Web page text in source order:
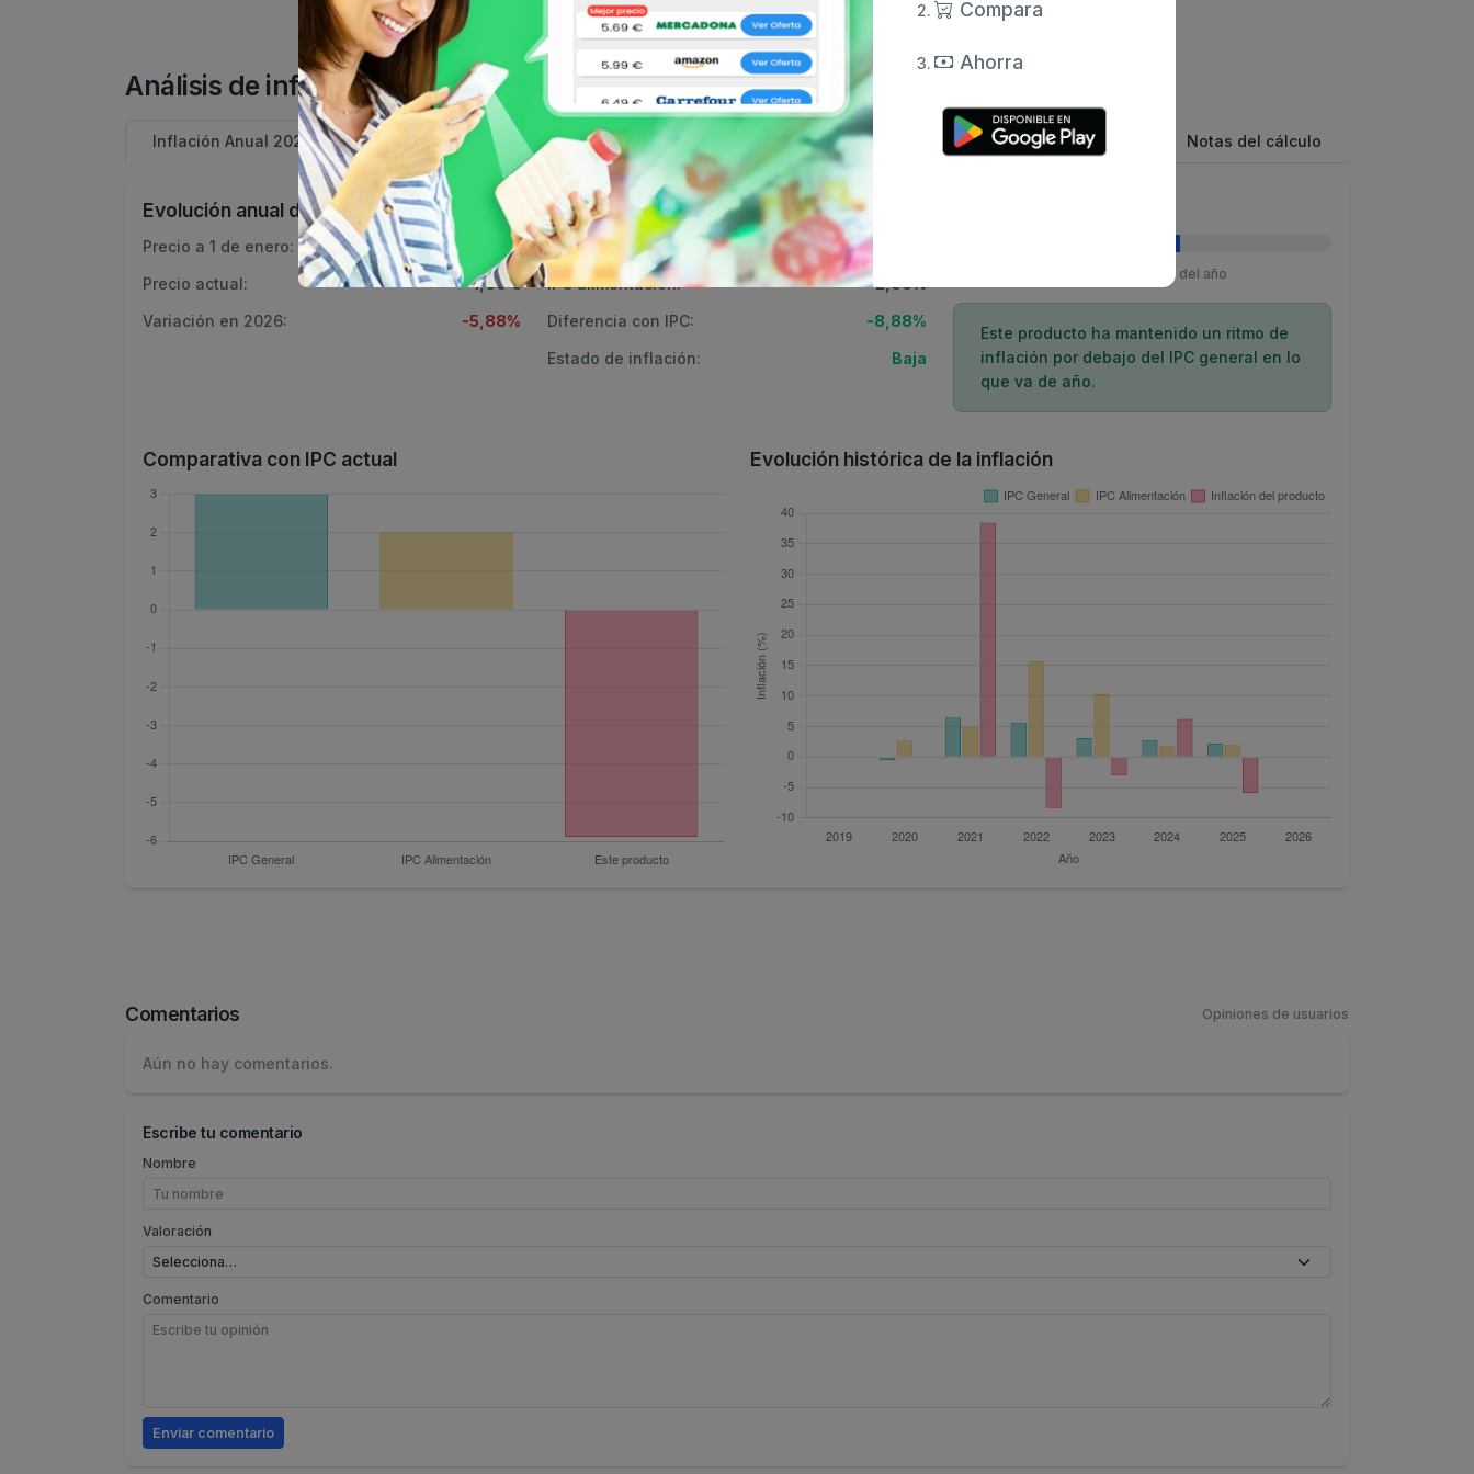
Análisis de inflación: Queso fresco de vaca Hacendado Tarrina 0.25 kg
Inflación Anual 2026 2025 2024 2023 2022 2020 2019 Inflación Total Notas del cálculo
Evolución anual de precios
Precio a 1 de enero:
1,70 €
Precio actual:
1,60 €
Variación en 2026:
-5,88%
Comparativa con IPC
IPC general (2026):
IPC alimentación:
2,00%
Diferencia con IPC:
-8,88%
Estado de inflación:
Baja
Transcurrido 60% del año
Este producto ha mantenido un ritmo de
inflación por debajo del IPC general en lo
que va de año.
Comparativa con IPC actual Evolución histórica de la inflación
Comentarios Opiniones de usuarios
Aún no hay comentarios.
Escribe tu comentario
Nombre
Valoración
Comentario
Enviar comentario
Compara
Ahorra